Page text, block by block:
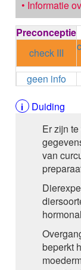
LAVENDEL
LAVANDULA
LINDE ssp,
(TILIA
TILIA
LINDESPINT,
TILIA ssp
L - Lindespint
MARIADISTEL
Silybum
MEIDOORN
Craetagus
extract IG
Passiflora
Mentha x
RABARBER
• Informatie
Preconceptie
check III
geen info
Duiding
Er zijn
van
beperkt